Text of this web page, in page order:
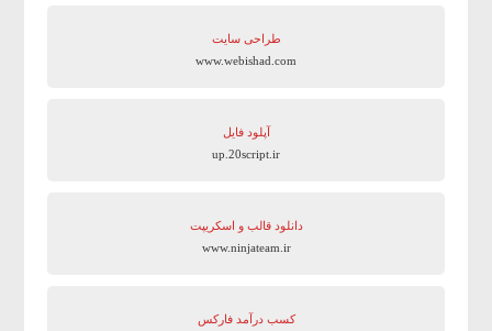
طراحی سایت
www.webishad.com
آپلود فایل
up.20script.ir
دانلود قالب و اسکریپت
www.ninjateam.ir
کسب درآمد فارکس